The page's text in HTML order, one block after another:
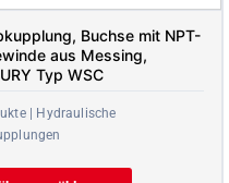
Buchse mit NPT-
aus Messing,
Typ WSC
| Hydraulische